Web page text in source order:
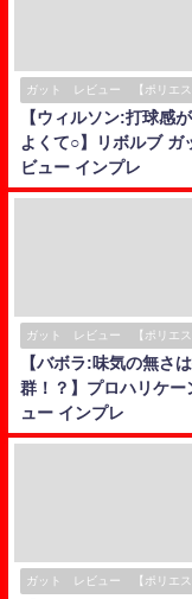
ガット レビュー 【ポリエス
【ウィルソン:打球感
よくて○】リボルブ ガ
ビュー インプレ
ガット レビュー 【ポリエス
【バボラ:味気の無さ
群！？】プロハリケー
ュー インプレ
ガット レビュー 【ポリエス